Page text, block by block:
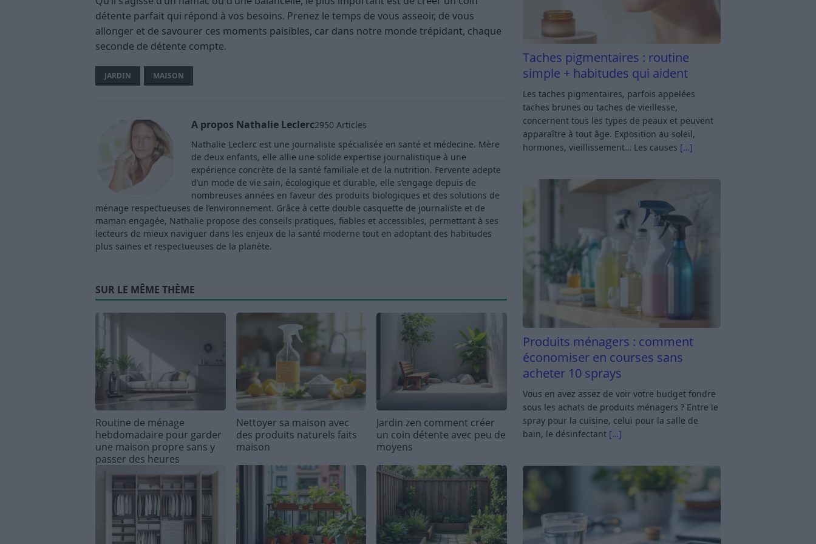
détente parfait qui répond à vos besoins. Prenez le temps de vous asseoir, de vous
allonger et de savourer ces moments paisibles, car dans notre monde trépidant, chaque
seconde de détente compte.
JARDIN MAISON
A propos Nathalie Leclerc2950 Articles
Nathalie Leclerc est une journaliste spécialisée en santé et médecine. Mère
de deux enfants, elle allie une solide expertise journalistique à une
expérience concrète de la santé familiale et de la nutrition. Fervente adepte
d’un mode de vie sain, écologique et durable, elle s’engage depuis de
nombreuses années en faveur des produits biologiques et des solutions de
ménage respectueuses de l’environnement. Grâce à cette double casquette de journaliste et de
maman engagée, Nathalie propose des conseils pratiques, fiables et accessibles, permettant à ses
lecteurs de mieux naviguer dans les enjeux de la santé moderne tout en adoptant des habitudes
plus saines et respectueuses de la planète.
SUR LE MÊME THÈME
Routine de ménage
hebdomadaire pour garder
une maison propre sans y
passer des heures
Nettoyer sa maison avec
des produits naturels faits
maison
Jardin zen comment créer
un coin détente avec peu de
moyens
Taches pigmentaires : routine
simple + habitudes qui aident
Les taches pigmentaires, parfois appelées
taches brunes ou taches de vieillesse,
concernent tous les types de peaux et peuvent
apparaître à tout âge. Exposition au soleil,
hormones, vieillissement… Les causes […]
Produits ménagers : comment
économiser en courses sans
acheter 10 sprays
Vous en avez assez de voir votre budget fondre
sous les achats de produits ménagers ? Entre le
spray pour la cuisine, celui pour la salle de
bain, le désinfectant […]